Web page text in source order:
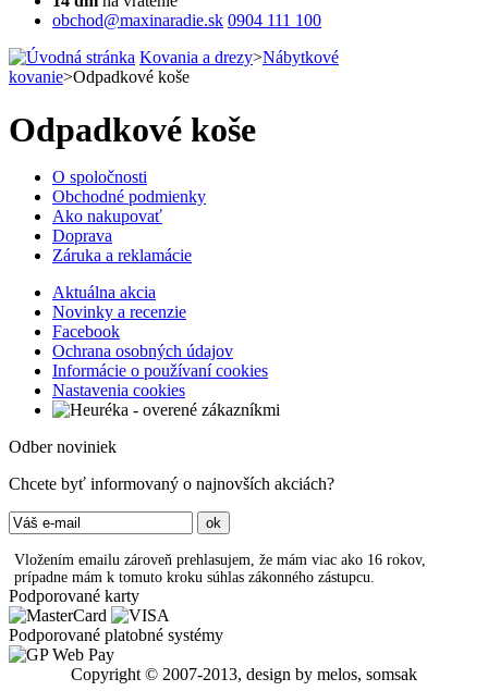
obchod@maxinaradie.sk 0904 111 100
Kovania a drezy>Nábytkové
kovanie>Odpadkové koše
Odpadkové koše
O spoločnosti
Obchodné podmienky
Ako nakupovať
Doprava
Záruka a reklamácie
Aktuálna akcia
Novinky a recenzie
Facebook
Ochrana osobných údajov
Informácie o používaní cookies
Nastavenia cookies
Odber noviniek
Chcete byť informovaný o najnovších akciách?
Vložením emailu zároveň prehlasujem, že mám viac ako 16 rokov,
prípadne mám k tomuto kroku súhlas zákonného zástupcu.
Podporované karty
Podporované platobné systémy
Copyright © 2007-2013, design by melos, somsak